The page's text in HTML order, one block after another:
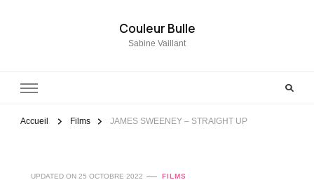
Couleur Bulle
Sabine Vaillant
Accueil Films JAMES SWEENEY – STRAIGHT UP
UPDATED ON 25 OCTOBRE 2022 FILMS